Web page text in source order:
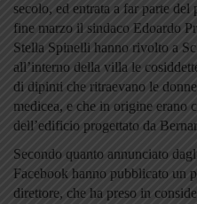
secolo, ed entrata a far parte
fine marzo il sindaco Edoardo
Stella Spinelli hanno rivolto a
all’interno della villa le
di dipinti che ritraevano le
medicea, e che in origine erano
dell’edificio progettato da
Secondo quanto annunciato
Facebook hanno pubblicato un
direttore, che ha preso in